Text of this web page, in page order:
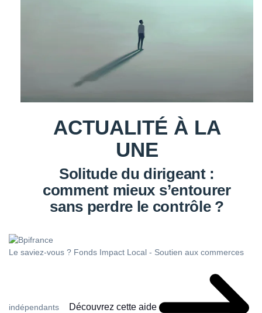
ACTUALITÉ À LA
UNE
Solitude du dirigeant :
comment mieux s’entourer
sans perdre le contrôle ?
Le saviez-vous ? Fonds Impact Local - Soutien aux commerces
indépendants Découvrez cette aide